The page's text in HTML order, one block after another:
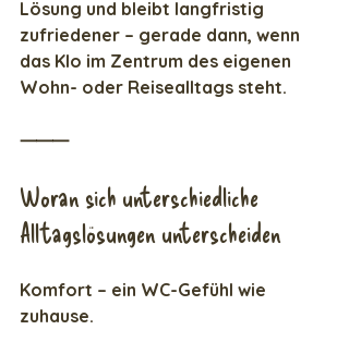
Lösung und bleibt langfristig
zufriedener – gerade dann, wenn
das Klo im Zentrum des eigenen
Wohn- oder Reisealltags steht.
⸻
Woran sich unterschiedliche
Alltagslösungen unterscheiden
Komfort – ein WC-Gefühl wie
zuhause.